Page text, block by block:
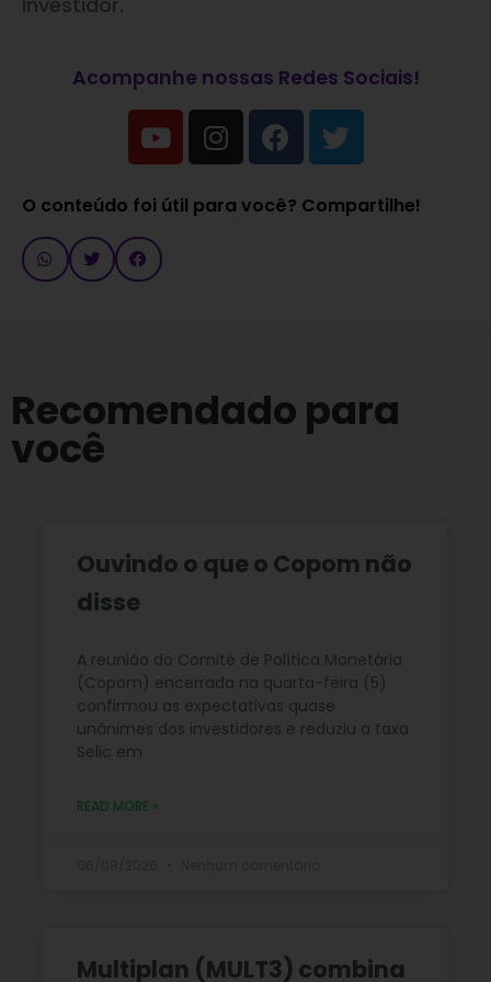
Acompanhe nossas Redes Sociais!
O conteúdo foi útil para você? Compartilhe!
Recomendado para
você
Ouvindo o que o Copom não
disse
A reunião do Comitê de Política Monetária
(Copom) encerrada na quarta-feira (5)
confirmou as expectativas quase
unânimes dos investidores e reduziu a taxa
Selic em
READ MORE »
Multiplan (MULT3) combina